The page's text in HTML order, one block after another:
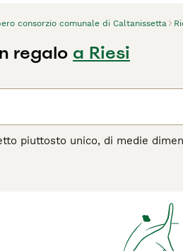
consorzio comunale di Caltanissetta
regalo a Riesi
piuttosto unico, di medie
di tutto il mondo, e per
per informazioni su